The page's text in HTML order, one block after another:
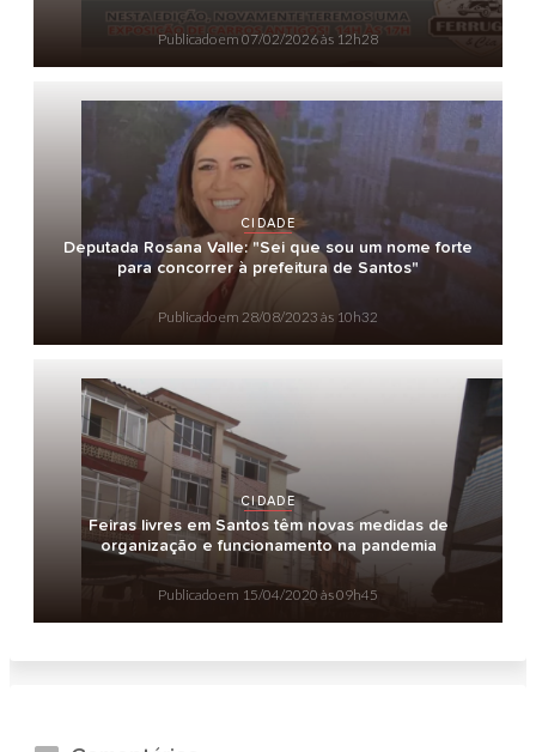
Publicado em 07/02/2026 às 12h28
CIDADE
Deputada Rosana Valle: "Sei que sou um nome forte
para concorrer à prefeitura de Santos"
Publicado em 28/08/2023 às 10h32
CIDADE
Feiras livres em Santos têm novas medidas de
organização e funcionamento na pandemia
Publicado em 15/04/2020 às 09h45